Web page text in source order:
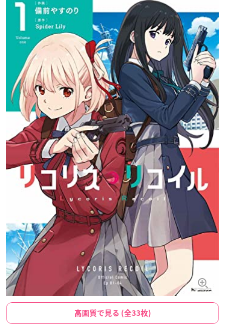
高画質で見る (全33枚)